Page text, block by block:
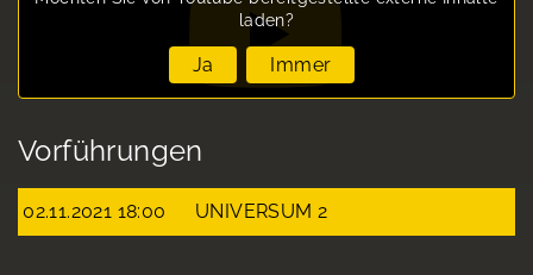
laden?
Ja Immer
Vorführungen
02.11.2021 18:00 UNIVERSUM 2